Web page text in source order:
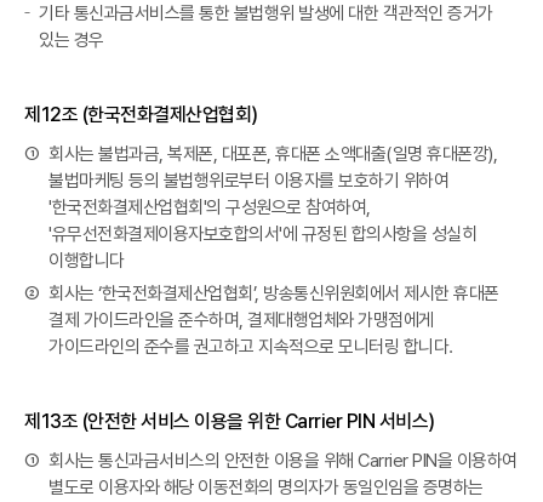
기타 통신과금서비스를 통한 불법행위 발생에 대한 객관적인 증거가
있는 경우
제12조 (한국전화결제산업협회)
① 회사는 불법과금, 복제폰, 대포폰, 휴대폰 소액대출(일명 휴대폰깡),
불법마케팅 등의 불법행위로부터 이용자를 보호하기 위하여
'한국전화결제산업협회'의 구성원으로 참여하여,
'유무선전화결제이용자보호합의서'에 규정된 합의사항을 성실히
이행합니다
② 회사는 ‘한국전화결제산업협회’, 방송통신위원회에서 제시한 휴대폰
결제 가이드라인을 준수하며, 결제대행업체와 가맹점에게
가이드라인의 준수를 권고하고 지속적으로 모니터링 합니다.
제13조 (안전한 서비스 이용을 위한 Carrier PIN 서비스)
① 회사는 통신과금서비스의 안전한 이용을 위해 Carrier PIN을 이용하여
별도로 이용자와 해당 이동전화의 명의자가 동일인임을 증명하는